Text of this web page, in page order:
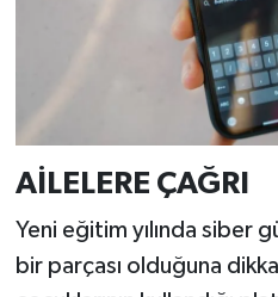
AİLELERE ÇAĞRI
Yeni eğitim yılında siber
bir parçası olduğuna